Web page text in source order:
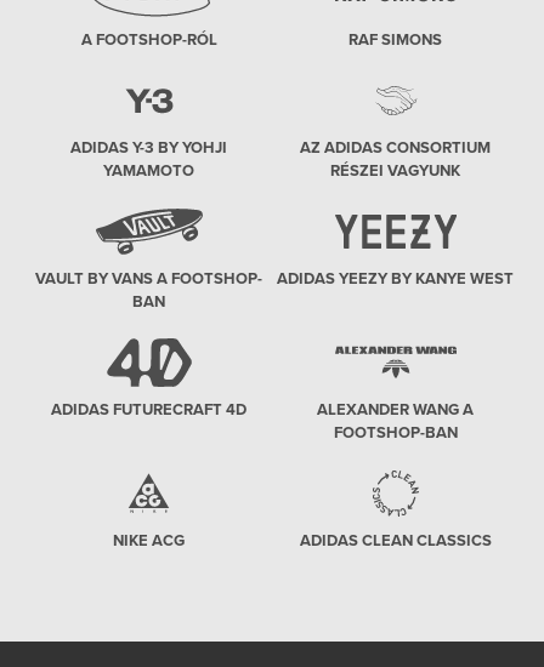
A FOOTSHOP-RÓL RAF SIMONS
ADIDAS Y-3 BY YOHJI
YAMAMOTO
AZ ADIDAS CONSORTIUM
RÉSZEI VAGYUNK
VAULT BY VANS A FOOTSHOP-
BAN
ADIDAS YEEZY BY KANYE WEST
ADIDAS FUTURECRAFT 4D
ALEXANDER WANG A
FOOTSHOP-BAN
NIKE ACG ADIDAS CLEAN CLASSICS